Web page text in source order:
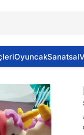
OyuncakSanatsal
Jel Tükenmez Kalem